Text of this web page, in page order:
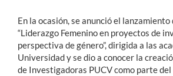
En la ocasión, se anunció el
“Liderazgo Femenino en proyectos de
perspectiva de género”, dirigida a las
Universidad y se dio a conocer la
de Investigadoras PUCV como parte